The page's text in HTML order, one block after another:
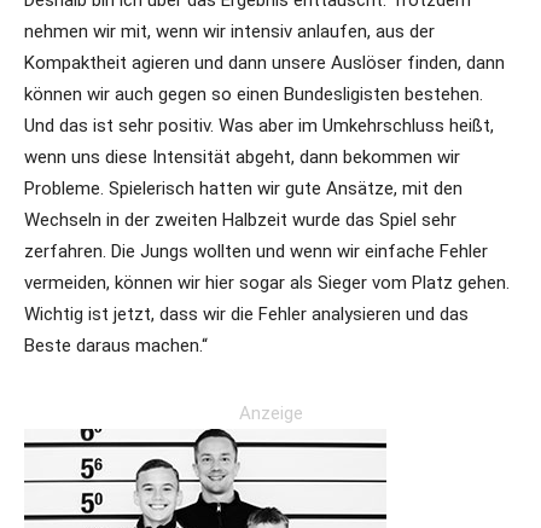
nehmen wir mit, wenn wir intensiv anlaufen, aus der
Kompaktheit agieren und dann unsere Auslöser finden, dann
können wir auch gegen so einen Bundesligisten bestehen.
Und das ist sehr positiv. Was aber im Umkehrschluss heißt,
wenn uns diese Intensität abgeht, dann bekommen wir
Probleme. Spielerisch hatten wir gute Ansätze, mit den
Wechseln in der zweiten Halbzeit wurde das Spiel sehr
zerfahren. Die Jungs wollten und wenn wir einfache Fehler
vermeiden, können wir hier sogar als Sieger vom Platz gehen.
Wichtig ist jetzt, dass wir die Fehler analysieren und das
Beste daraus machen.“
Anzeige